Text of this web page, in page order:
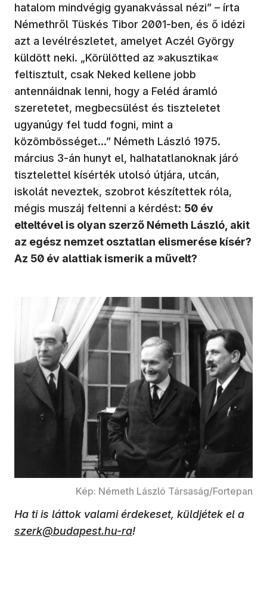
hatalom mindvégig gyanakvással nézi” – írta
Némethről Tüskés Tibor 2001-ben, és ő idézi
azt a levélrészletet, amelyet Aczél György
küldött neki. „Körülötted az »akusztika«
feltisztult, csak Neked kellene jobb
antennáidnak lenni, hogy a Feléd áramló
szeretetet, megbecsülést és tiszteletet
ugyanúgy fel tudd fogni, mint a
közömbösséget…” Németh László 1975.
március 3-án hunyt el, halhatatlanoknak járó
tisztelettel kísérték utolsó útjára, utcán,
iskolát neveztek, szobrot készítettek róla,
mégis muszáj feltenni a kérdést: 50 év
elteltével is olyan szerző Németh László, akit
az egész nemzet osztatlan elismerése kísér?
Az 50 év alattiak ismerik a művelt?
Kép: Németh László Társaság/Fortepan
Ha ti is láttok valami érdekeset, küldjétek el a
szerk@budapest.hu-ra!